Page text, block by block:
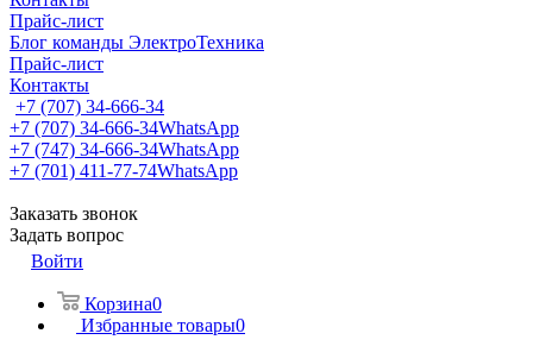
Прайс-лист
Блог команды ЭлектроТехника
Прайс-лист
Контакты
+7 (707) 34-666-34
+7 (707) 34-666-34WhatsApp
+7 (747) 34-666-34WhatsApp
+7 (701) 411-77-74WhatsApp
Заказать звонок
Задать вопрос
Войти
Корзина0
Избранные товары0